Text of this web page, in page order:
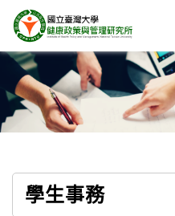
學生事務